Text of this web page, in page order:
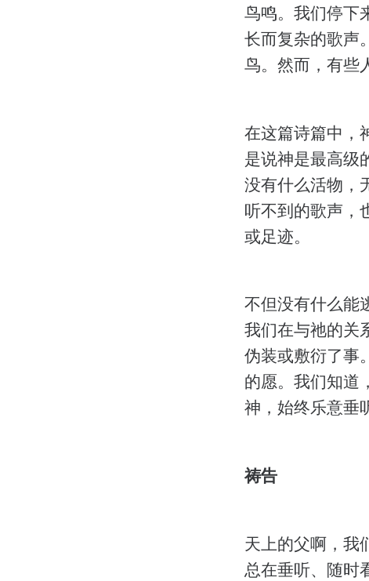
鸟鸣。我们停下
长而复杂的歌声
鸟。然而，有些
在这篇诗篇中，
是说神是最高级
没有什么活物，
听不到的歌声，
或足迹。
不但没有什么能
我们在与祂的关
伪装或敷衍了事
的愿。我们知道
神，始终乐意垂
祷告
天上的父啊，我
总在垂听、随时